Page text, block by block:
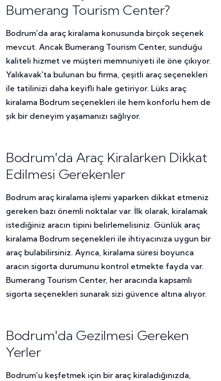
Bumerang Tourism Center?
Bodrum'da araç kiralama konusunda birçok seçenek
mevcut. Ancak Bumerang Tourism Center, sunduğu
kaliteli hizmet ve müşteri memnuniyeti ile öne çıkıyor.
Yalıkavak'ta bulunan bu firma, çeşitli araç seçenekleri
ile tatilinizi daha keyifli hale getiriyor. Lüks araç
kiralama Bodrum seçenekleri ile hem konforlu hem de
şık bir deneyim yaşamanızı sağlıyor.
Bodrum'da Araç Kiralarken Dikkat
Edilmesi Gerekenler
Bodrum araç kiralama işlemi yaparken dikkat etmeniz
gereken bazı önemli noktalar var. İlk olarak, kiralamak
istediğiniz aracın tipini belirlemelisiniz. Günlük araç
kiralama Bodrum seçenekleri ile ihtiyacınıza uygun bir
araç bulabilirsiniz. Ayrıca, kiralama süresi boyunca
aracın sigorta durumunu kontrol etmekte fayda var.
Bumerang Tourism Center, her aracında kapsamlı
sigorta seçenekleri sunarak sizi güvence altına alıyor.
Bodrum'da Gezilmesi Gereken
Yerler
Bodrum'u keşfetmek için bir araç kiraladığınızda,